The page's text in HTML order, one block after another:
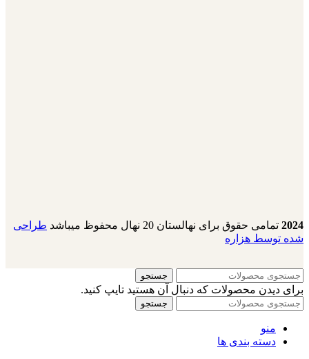
2024 تمامی حقوق برای نهالستان 20 نهال محفوظ میباشد
طراحی
شده توسط هزاره
جستجو
برای دیدن محصولات که دنبال آن هستید تایپ کنید.
جستجو
منو
دسته بندی ها